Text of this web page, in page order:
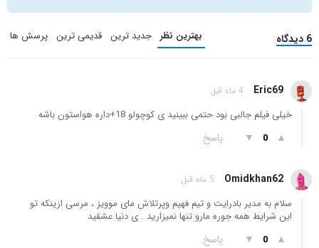
6 دیدگاه بهترین نظر جدید ترین قدیمی ترین پرسش ها
Eric69 4 ماه قبل
خیلی فیلم جالبی بود حتمی ببینید ی کوچولو 18+داره هواستون باشه
▲
0
▼ پاسخ
Omidkhan62 5 ماه قبل
سلام به مدیر بادرایت و تیم فهیم و‌پرتلاش مای موویز ، مرسی ازینکه تو
این شرایط همه جوره مارو تنها نمیزارید . ی دنیا عشقید
▲
0
▼ پاسخ